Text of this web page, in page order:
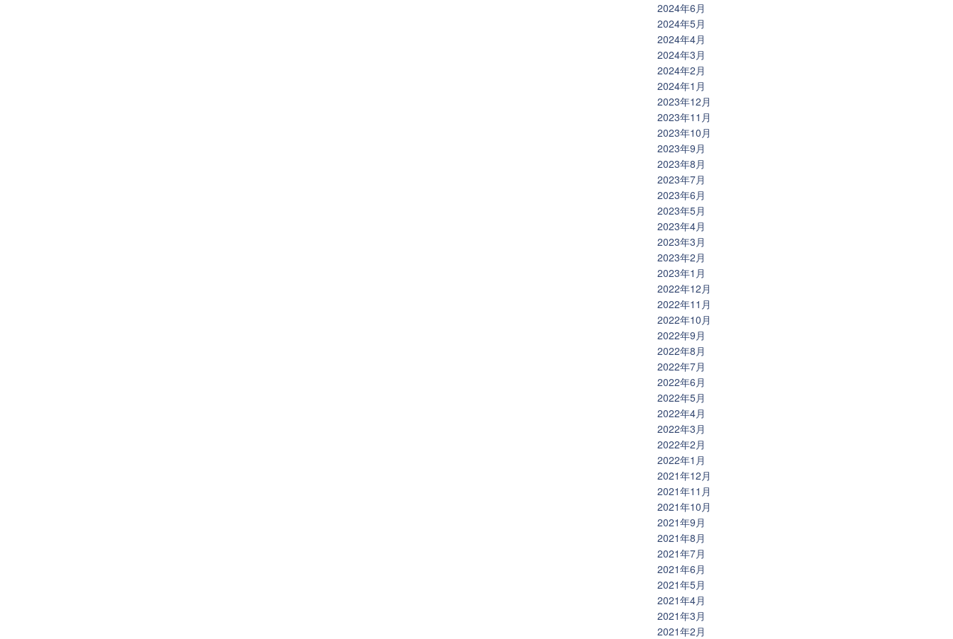
2024年6月
2024年5月
2024年4月
2024年3月
2024年2月
2024年1月
2023年12月
2023年11月
2023年10月
2023年9月
2023年8月
2023年7月
2023年6月
2023年5月
2023年4月
2023年3月
2023年2月
2023年1月
2022年12月
2022年11月
2022年10月
2022年9月
2022年8月
2022年7月
2022年6月
2022年5月
2022年4月
2022年3月
2022年2月
2022年1月
2021年12月
2021年11月
2021年10月
2021年9月
2021年8月
2021年7月
2021年6月
2021年5月
2021年4月
2021年3月
2021年2月